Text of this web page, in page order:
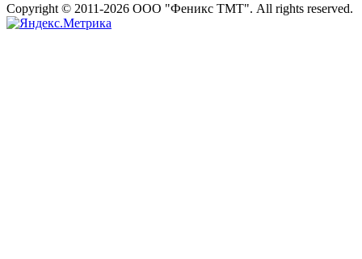
Copyright © 2011-2026 ООО "Феникс ТМТ". All rights reserved.